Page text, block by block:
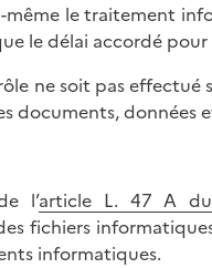
le traitement
le délai accordé
ne soit pas effectué
documents, données
l’article L. 47 A du
fichiers
informatiques.